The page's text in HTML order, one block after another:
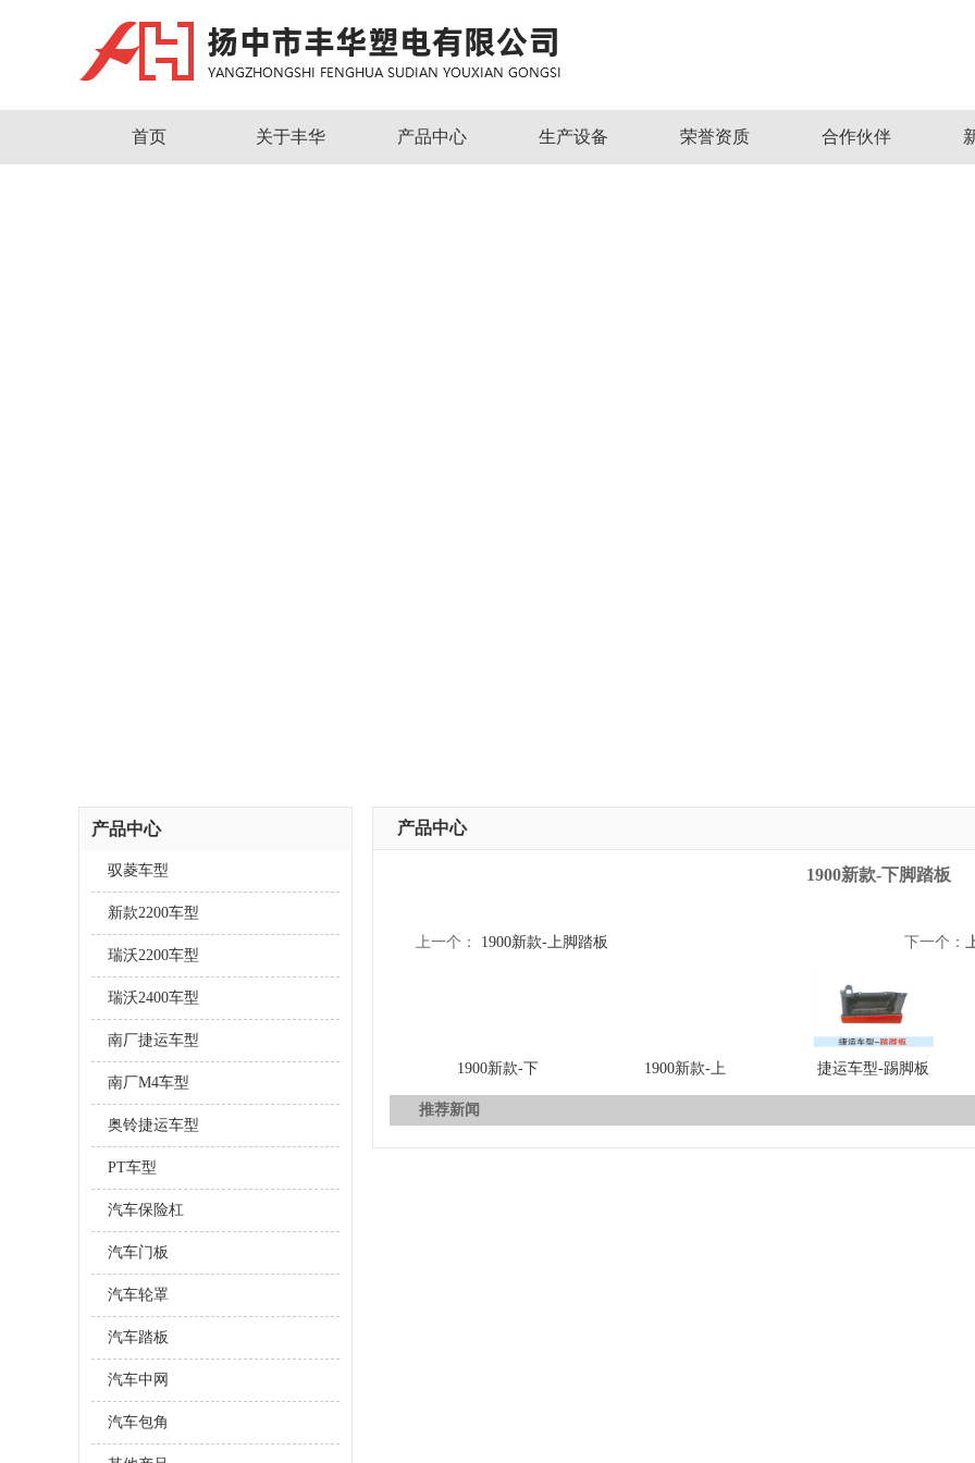
首页 关于丰华 产品中心 生产设备 荣誉资质 合作伙伴
产品中心
驭菱车型
新款2200车型
瑞沃2200车型
瑞沃2400车型
南厂捷运车型
南厂M4车型
奥铃捷运车型
PT车型
汽车保险杠
汽车门板
汽车轮罩
汽车踏板
汽车中网
汽车包角
产品中心
1900新款-下脚踏板
上一个： 1900新款-上脚踏板 下一个：
1900新款-下 1900新款-上 捷运车型-踢脚板
推荐新闻